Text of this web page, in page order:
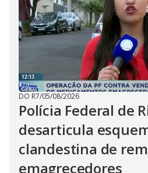
DO R7/05/08/2026
Polícia Federal de
desarticula
clandestina de
emagrecedores